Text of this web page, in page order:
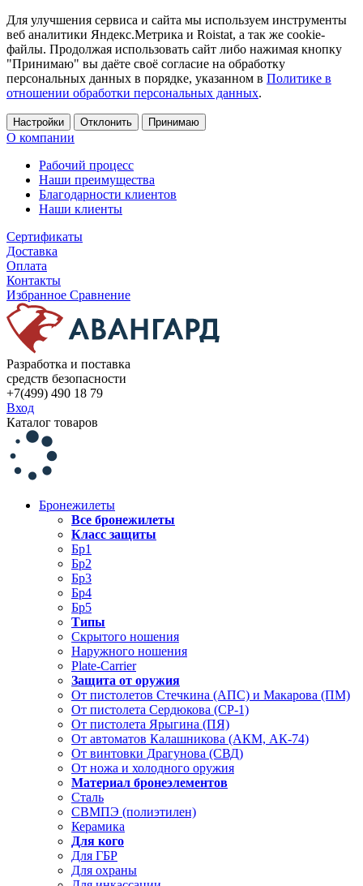
Для улучшения сервиса и сайта мы используем инструменты
веб аналитики Яндекс.Метрика и Roistat, а так же cookie-
файлы. Продолжая использовать сайт либо нажимая кнопку
"Принимаю" вы даёте своё согласие на обработку
персональных данных в порядке, указанном в Политике в
отношении обработки персональных данных.
Настройки Отклонить Принимаю
О компании
Рабочий процесс
Наши преимущества
Благодарности клиентов
Наши клиенты
Сертификаты
Доставка
Оплата
Контакты
Избранное Сравнение
Разработка и поставка
средств безопасности
+7(499) 490 18 79
Вход
Каталог товаров
Бронежилеты
Все бронежилеты
Класс защиты
Бр1
Бр2
Бр3
Бр4
Бр5
Типы
Скрытого ношения
Наружного ношения
Plate-Carrier
Защита от оружия
От пистолетов Стечкина (АПС) и Макарова (ПМ)
От пистолета Сердюкова (СР-1)
От пистолета Ярыгина (ПЯ)
От автоматов Калашникова (АКМ, АК-74)
От винтовки Драгунова (СВД)
От ножа и холодного оружия
Материал бронеэлементов
Сталь
СВМПЭ (полиэтилен)
Керамика
Для кого
Для ГБР
Для охраны